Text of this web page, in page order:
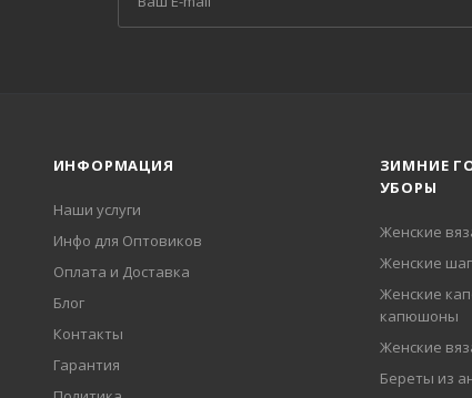
ИНФОРМАЦИЯ
Наши услуги
Инфо для Оптовиков
Оплата и Доставка
Блог
Контакты
Гарантия
ЗИМНИЕ
УБОРЫ
Женские
Женские
Женские
капюшоны
Женские
Береты из